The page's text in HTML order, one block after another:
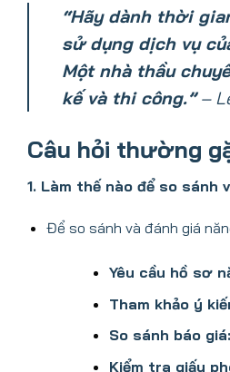
“Hãy dành thời
sử dụng dịch vụ
Một nhà thầu
kế và thi công.”–
Câu hỏi thường
1. Làm thế nào để so
Để so sánh và đánh giá
Yêu cầu hồ sơ
Tham khảo ý
So sánh báo giá:
Kiểm tra giấy